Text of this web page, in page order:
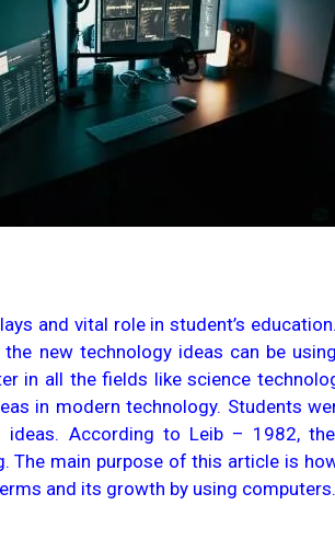
and vital role in student’s
the new technology ideas can be
in all the fields like science
in modern technology. Students
ideas. According to Leib – 1982,
The main purpose of this article is
and its growth by using computers.